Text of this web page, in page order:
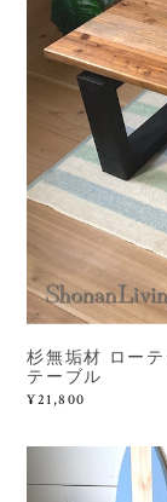
杉無垢材 ロー
テーブル
¥21,800